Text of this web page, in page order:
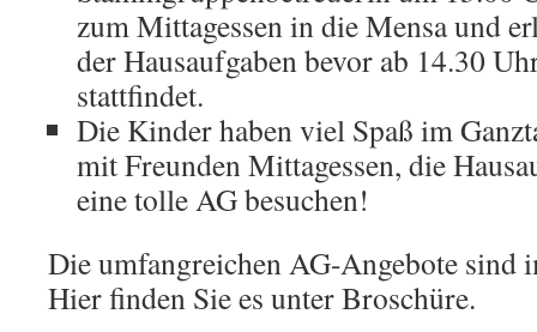
zum Mittagessen in die Mensa und
der Hausaufgaben bevor ab 14.30
stattfindet.
Die Kinder haben viel Spaß im
mit Freunden Mittagessen, die
eine tolle AG besuchen!
Die umfangreichen AG-Angebote sind
Hier finden Sie es unter Broschüre.